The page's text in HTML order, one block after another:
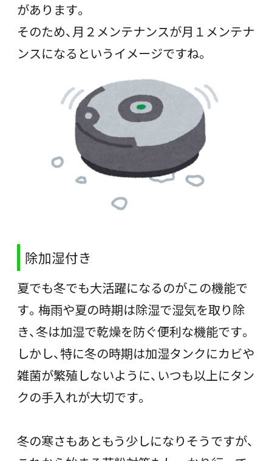
があります。
そのため、月２メンテナンスが月１メンテナ
ンスになるというイメージですね。
除加湿付き
夏でも冬でも大活躍になるのがこの機能で
す。梅雨や夏の時期は除湿で湿気を取り除
き、冬は加湿で乾燥を防ぐ便利な機能です。
しかし、特に冬の時期は加湿タンクにカビや
雑菌が繁殖しないように、いつも以上にタン
クの手入れが大切です。
冬の寒さもあともう少しになりそうですが、